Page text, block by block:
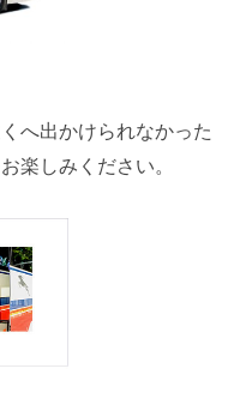
へ出かけられなかった
楽しみください。